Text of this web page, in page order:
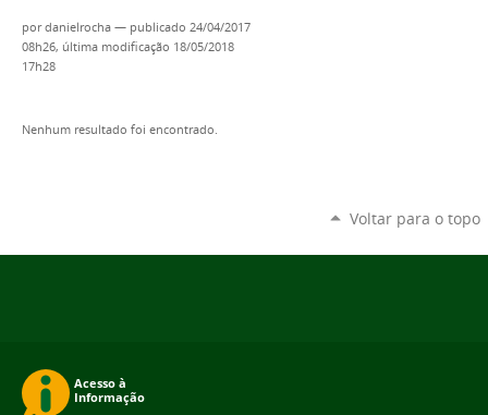
pordanielrocha — publicado 24/04/2017
08h26, última modificação 18/05/2018
17h28
Nenhum resultado foi encontrado.
Voltar para o topo